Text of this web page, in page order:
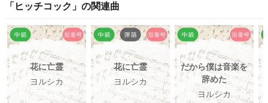
「 ヒッチコック 」の関連曲
花に亡霊
ヨルシカ
花に亡霊
ヨルシカ
だから僕は音楽を
辞めた
ヨルシカ